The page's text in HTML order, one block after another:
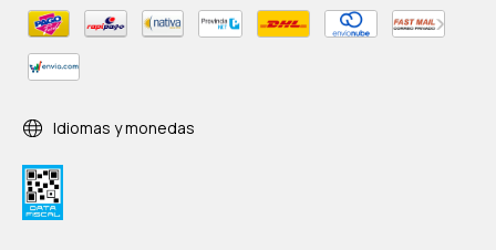
Idiomas y monedas